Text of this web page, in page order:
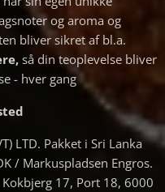
og aroma og
bliver sikret af bl.a.
så din teoplevelse bliver
- hver gang
LTD. Pakket i Sri Lanka
/ Markuspladsen Engros.
17, Port 18, 6000